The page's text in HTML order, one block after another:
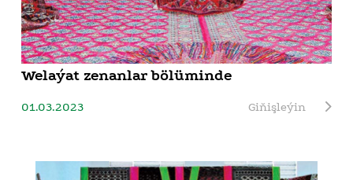
Welaýat zenanlar bölüminde
01.03.2023 Giňişleýin